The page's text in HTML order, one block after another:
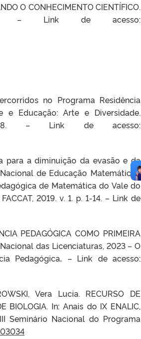
O CONHECIMENTO CIENTÍFICO.
– Link de acesso:
no Programa Residência
Educação: Arte e Diversidade.
8. – Link de acesso:
para a diminuição da evasão e da
de Educação Matemática I
de Matemática do Vale do
2019. v. 1. p. 1-14. – Link de
PEDAGÓGICA COMO PRIMEIRA
Nacional das Licenciaturas, 2023 – O
Pedagógica. – Link de acesso:
Vera Lucia. RECURSO DE
BIOLOGIA. In: Anais do IX ENALIC,
Seminário Nacional do Programa